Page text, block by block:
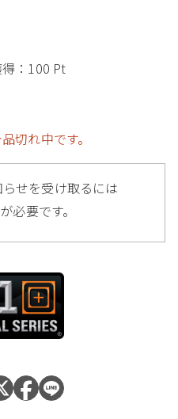
： 100 Pt
切れ中です。
せを受け取るには
が必要です。